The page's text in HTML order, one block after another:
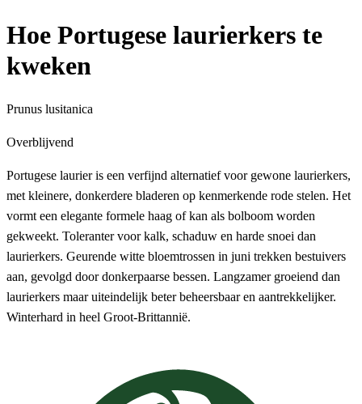
Hoe Portugese laurierkers te
kweken
Prunus lusitanica
Overblijvend
Portugese laurier is een verfijnd alternatief voor gewone laurierkers,
met kleinere, donkerdere bladeren op kenmerkende rode stelen. Het
vormt een elegante formele haag of kan als bolboom worden
gekweekt. Toleranter voor kalk, schaduw en harde snoei dan
laurierkers. Geurende witte bloemtrossen in juni trekken bestuivers
aan, gevolgd door donkerpaarse bessen. Langzamer groeiend dan
laurierkers maar uiteindelijk beter beheersbaar en aantrekkelijker.
Winterhard in heel Groot-Brittannië.